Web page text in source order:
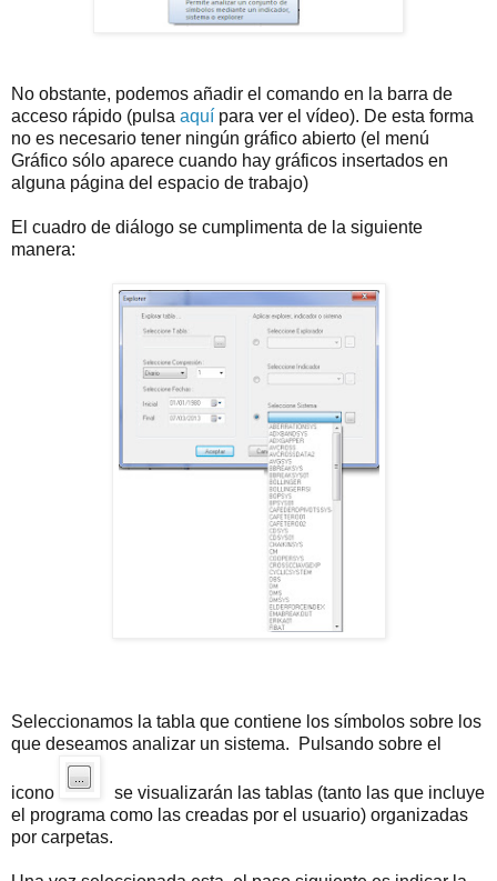
No obstante, podemos añadir el comando en la barra de
acceso rápido (pulsa aquí para ver el vídeo). De esta forma
no es necesario tener ningún gráfico abierto (el menú
Gráfico sólo aparece cuando hay gráficos insertados en
alguna página del espacio de trabajo)
El cuadro de diálogo se cumplimenta de la siguiente
manera:
Seleccionamos la tabla que contiene los símbolos sobre los
que deseamos analizar un sistema. Pulsando sobre el
icono
se visualizarán las tablas (tanto las que incluye
el programa como las creadas por el usuario) organizadas
por carpetas.